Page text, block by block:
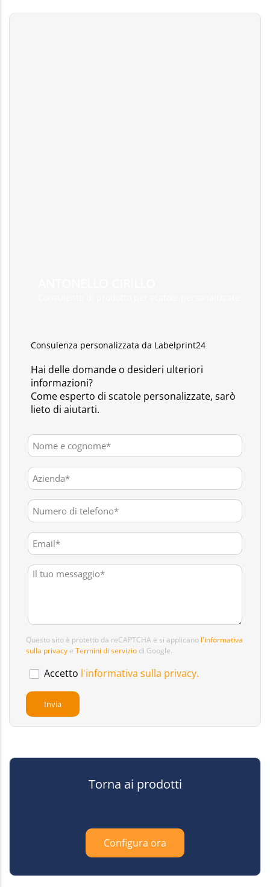
Consulenza personalizzata da Labelprint24
Hai delle domande o desideri ulteriori
informazioni?
Come esperto di scatole personalizzate, sarò
lieto di aiutarti.
Questo sito è protetto da reCAPTCHA e si applicano l'informativa
sulla privacy e Termini di servizio di Google.
Accetto l'informativa sulla privacy.
Torna ai prodotti
Configura ora